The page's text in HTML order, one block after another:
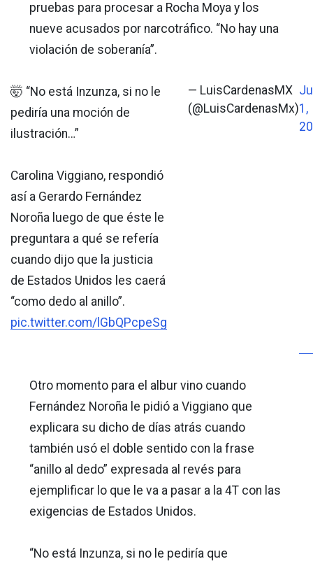
pruebas para procesar a Rocha Moya y los
nueve acusados por narcotráfico. “No hay una
violación de soberanía”.
🤯 “No está Inzunza, si no le
pediría una moción de
ilustración…”
Carolina Viggiano, respondió
así a Gerardo Fernández
Noroña luego de que éste le
preguntara a qué se refería
cuando dijo que la justicia
de Estados Unidos les caerá
“como dedo al anillo”.
pic.twitter.com/lGbQPcpeSg
— LuisCardenasMX
(@LuisCardenasMx)1,
Otro momento para el albur vino cuando
Fernández Noroña le pidió a Viggiano que
explicara su dicho de días atrás cuando
también usó el doble sentido con la frase
“anillo al dedo” expresada al revés para
ejemplificar lo que le va a pasar a la 4T con las
exigencias de Estados Unidos.
“No está Inzunza, si no le pediría que